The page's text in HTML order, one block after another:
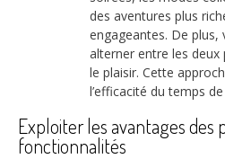
des aventures plus
engageantes. De plus,
alterner entre les deux
le plaisir. Cette
l’efficacité du temps
Exploiter les avantages
fonctionnalités